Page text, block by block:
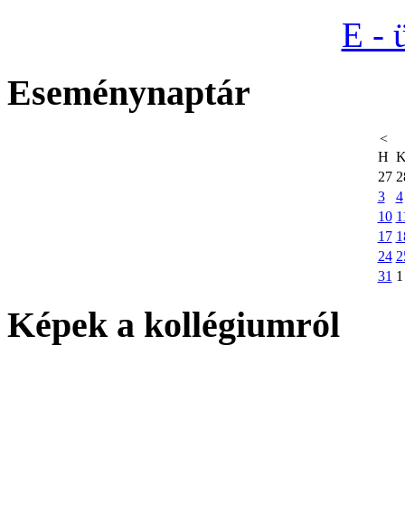
E -
Eseménynaptár
<
H
27
3
4
10
17
24
31 1
Képek a kollégiumról